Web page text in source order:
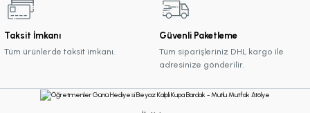
Taksit İmkanı
Tüm ürünlerde taksit imkanı.
Güvenli Paketleme
Tüm siparişleriniz DHL kargo ile
adresinize gönderilir.